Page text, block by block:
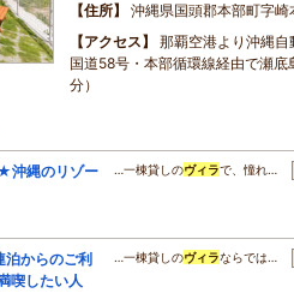
住所
沖縄県国頭郡本部町字崎
アクセス
那覇空港より沖縄
国道58号・本部循環線経由で瀬
分）
沖縄のリゾー
…一棟貸しのヴィラで、憧れ…
泊からのご利
喫したい人
…一棟貸しのヴィラならでは…